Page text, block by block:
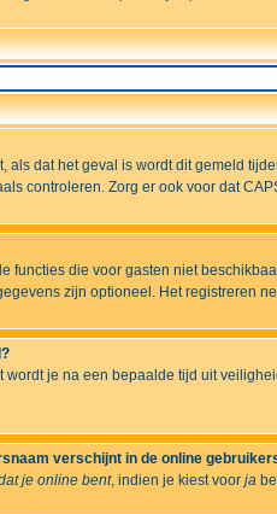
als dat het geval is wordt dit gemeld
controleren. Zorg er ook voor dat
functies die voor gasten niet
zijn optioneel. Het registreren
wordt je na een bepaalde tijd uit
verschijnt in de online
je online bent, indien je kiest voor ja